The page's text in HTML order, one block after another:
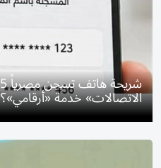
الاتصالات» خدمة «أرقامي»؟